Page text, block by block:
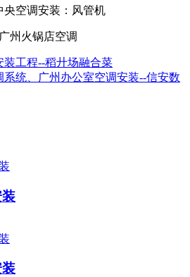
央空调安装：风管机
装工程--稻廾场融合菜
系统、广州办公室空调安装--信安数